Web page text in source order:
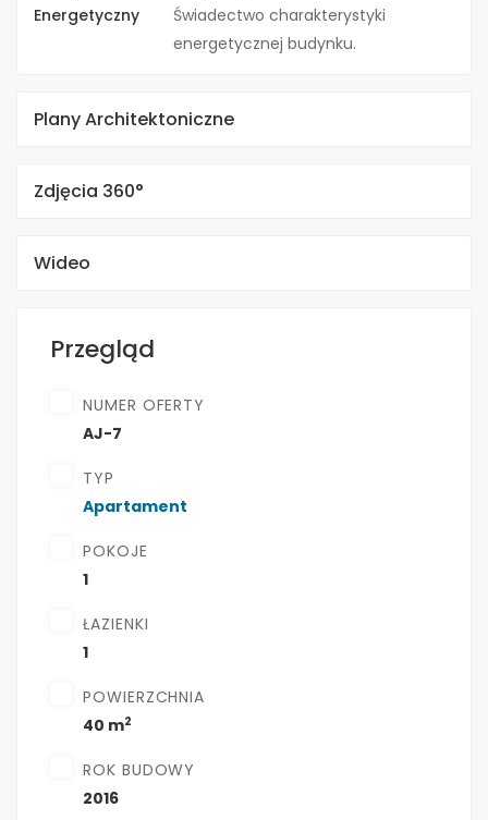
Energetyczny
Świadectwo charakterystyki
energetycznej budynku.
Plany Architektoniczne
Zdjęcia 360°
Wideo
Przegląd
NUMER OFERTY
AJ-7
TYP
Apartament
POKOJE
1
ŁAZIENKI
1
POWIERZCHNIA
40 m2
ROK BUDOWY
2016